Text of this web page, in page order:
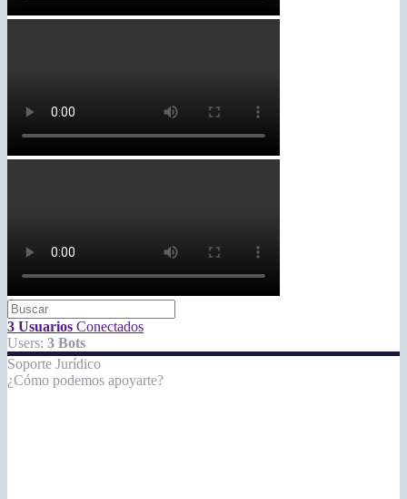
3 Usuarios Conectados
Users: 3 Bots
Soporte Jurídico
¿Cómo podemos apoyarte?